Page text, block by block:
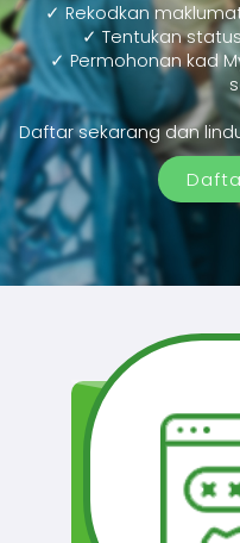
✓ Rekodkan
✓ Tentukan
✓ Permohonan kad
Daftar sekarang dan